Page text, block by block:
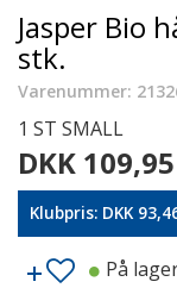
Jasper Bio
stk.
Varenummer:
1 ST SMALL
DKK 109,95
Klubpris: DKK
På